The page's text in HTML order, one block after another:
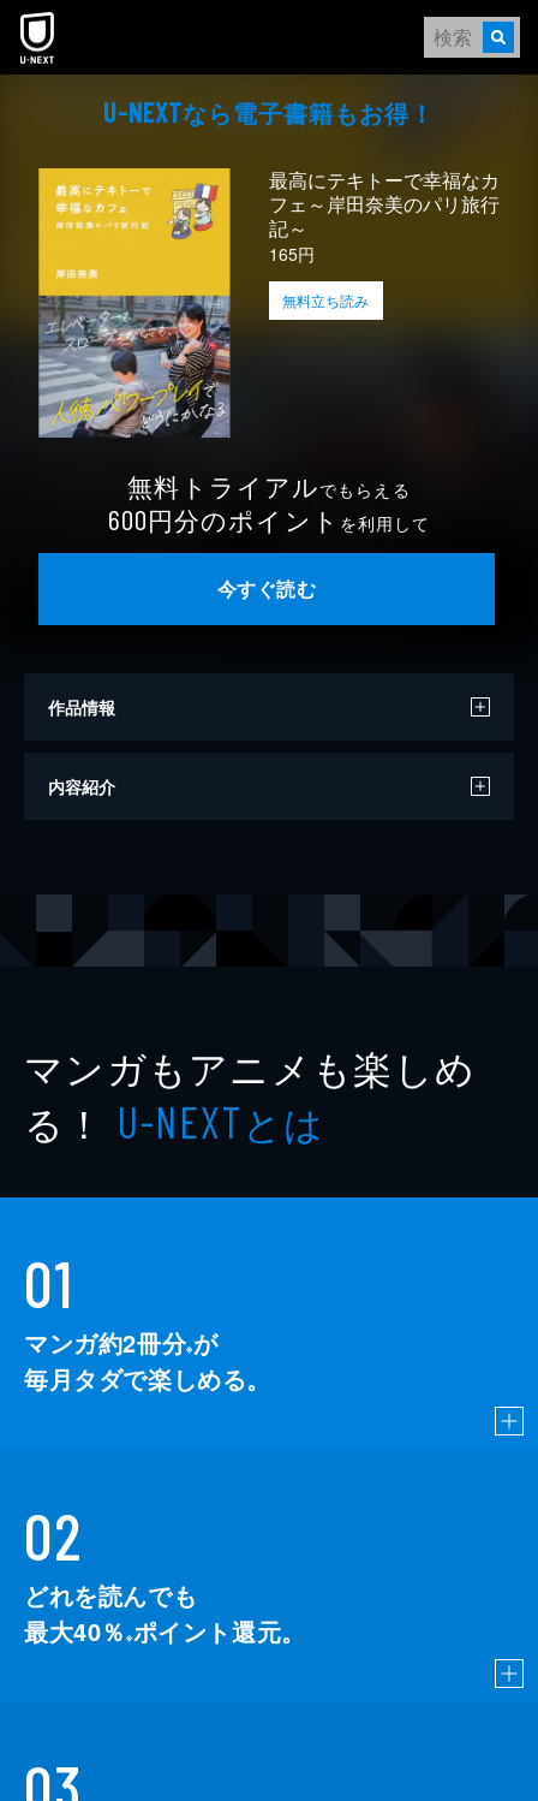
本文へスキップ
U-NEXTなら電⼦書籍もお得！
最高にテキトーで幸福なカ
フェ～岸田奈美のパリ旅行
記～
165円
無料立ち読み
無料トライアルでもらえる
600円分のポイント を利用して
今すぐ読む
作品情報
著者
内容紹介
マンガもアニメも楽しめ
る！ U-NEXTとは
01
マンガ約2冊分※が
毎月タダで楽しめる。
02
どれを読んでも
最大40％ ※ポイント還元。